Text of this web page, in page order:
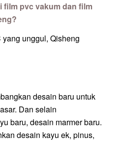
film pvc vakum dan film
unggul, Qisheng
desain baru untuk
Dan selain
baru, desain marmer baru.
desain kayu ek, pinus,